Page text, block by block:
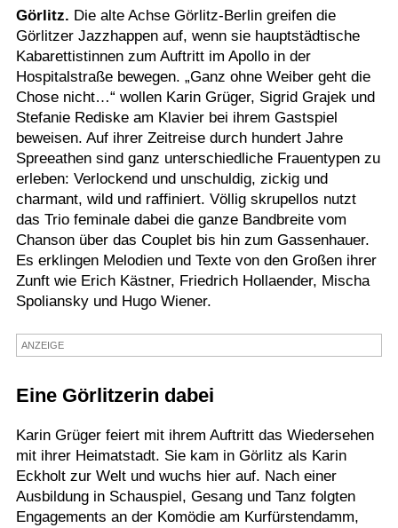
Wirtschaft
Service
Verkehr
Gesundheit
Kultur
Sport
Kostenlos
Görlitz. Die alte Achse Görlitz-Berlin greifen die
Görlitzer Jazzhappen auf, wenn sie hauptstädtische
Kabarettistinnen zum Auftritt im Apollo in der
Hospitalstraße bewegen. „Ganz ohne Weiber geht die
Chose nicht…“ wollen Karin Grüger, Sigrid Grajek und
Stefanie Rediske am Klavier bei ihrem Gastspiel
beweisen. Auf ihrer Zeitreise durch hundert Jahre
Spreeathen sind ganz unterschiedliche Frauentypen zu
erleben: Verlockend und unschuldig, zickig und
charmant, wild und raffiniert. Völlig skrupellos nutzt
das Trio feminale dabei die ganze Bandbreite vom
Chanson über das Couplet bis hin zum Gassenhauer.
Es erklingen Melodien und Texte von den Großen ihrer
Zunft wie Erich Kästner, Friedrich Hollaender, Mischa
Spoliansky und Hugo Wiener.
ANZEIGE
Eine Görlitzerin dabei
Karin Grüger feiert mit ihrem Auftritt das Wiedersehen
mit ihrer Heimatstadt. Sie kam in Görlitz als Karin
Eckholt zur Welt und wuchs hier auf. Nach einer
Ausbildung in Schauspiel, Gesang und Tanz folgten
Engagements an der Komödie am Kurfürstendamm,